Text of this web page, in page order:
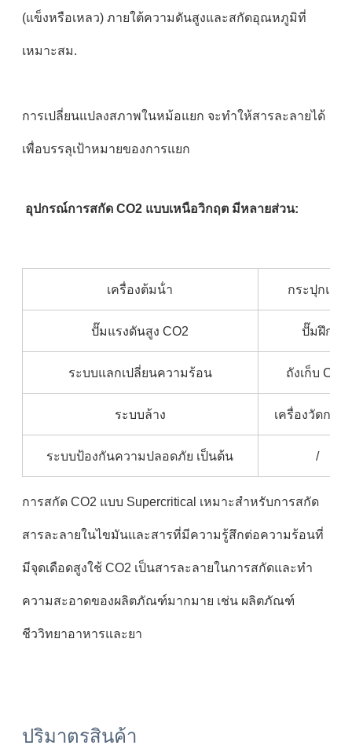
(แข็งหรือเหลว) ภายใต้ความดันสูงและสกัดอุณหภูมิที่
เหมาะสม.
การเปลี่ยนแปลงสภาพในหม้อแยก จะทําให้สารละลายได้
เพื่อบรรลุเป้าหมายของการแยก
อุปกรณ์การสกัด CO2 แบบเหนือวิกฤต มีหลายส่วน:
เครื่องต้มน้ํา กระปุกแยก
ปั๊มแรงดันสูง CO2 ปั๊มฝึก
ระบบแลกเปลี่ยนความร้อน ถังเก็บ CO2
ระบบล้าง เครื่องวัดกระ
ระบบป้องกันความปลอดภัย เป็นต้น /
การสกัด CO2 แบบ Supercritical เหมาะสําหรับการสกัด
สารละลายในไขมันและสารที่มีความรู้สึกต่อความร้อนที่
มีจุดเดือดสูงใช้ CO2 เป็นสารละลายในการสกัดและทํา
ความสะอาดของผลิตภัณฑ์มากมาย เช่น ผลิตภัณฑ์
ชีววิทยาอาหารและยา
ปริมาตรสินค้า